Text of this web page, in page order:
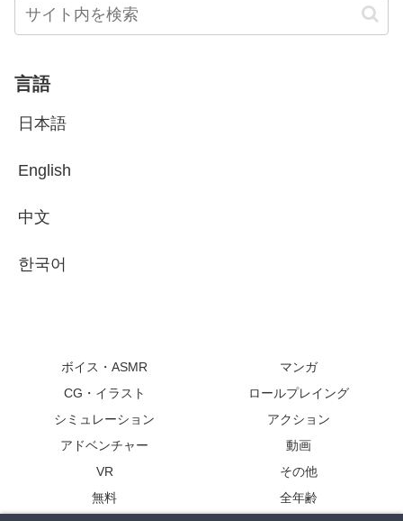
言語
日本語
English
中文
한국어
ボイス・ASMR
マンガ
CG・イラスト
ロールプレイング
シミュレーション
アクション
アドベンチャー
動画
VR
その他
無料
全年齢